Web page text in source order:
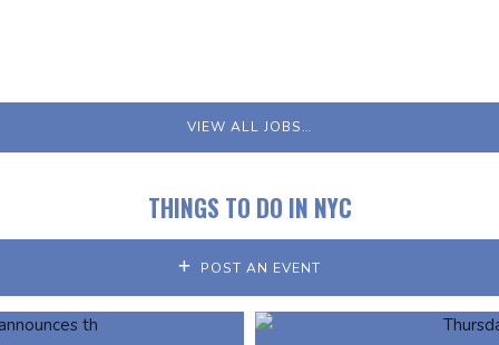
VIEW ALL JOBS…
THINGS TO DO IN NYC
POST AN EVENT